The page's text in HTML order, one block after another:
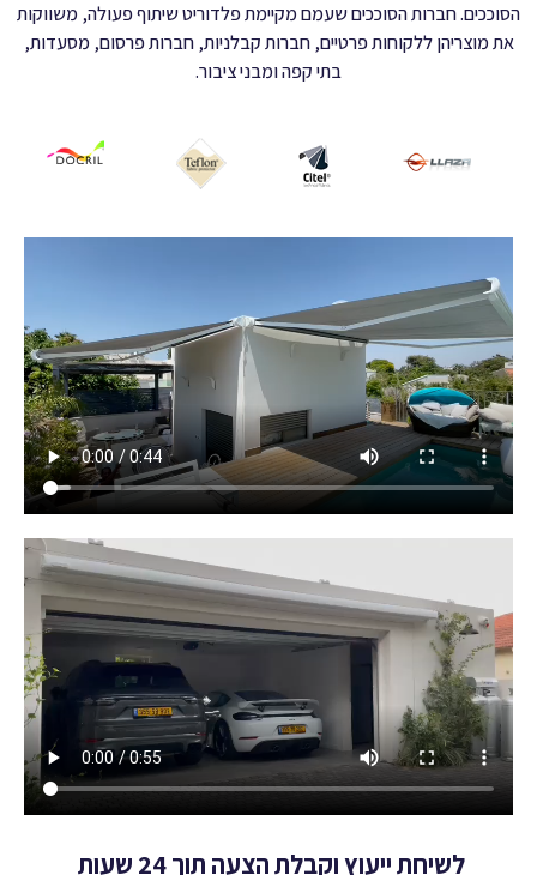
הסוככים. חברות הסוככים שעמם מקיימת פלדוריט שיתוף פעולה, משווקות
את מוצריהן ללקוחות פרטיים, חברות קבלניות, חברות פרסום, מסעדות,
בתי קפה ומבני ציבור.
לשיחת ייעוץ וקבלת הצעה תוך 24 שעות